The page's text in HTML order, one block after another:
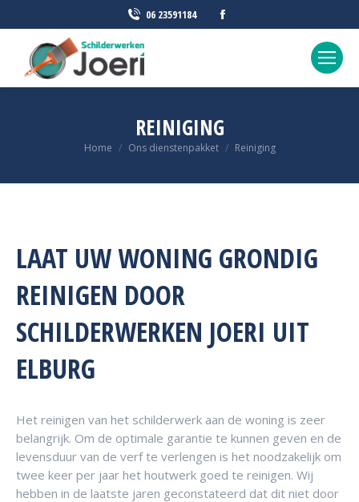
06 23591184
REINIGING
Je bent hier:
Home Ons dienstenpakket Reiniging
LAAT UW WONING GRONDIG
REINIGEN DOOR
SCHILDERWERKEN JOERI UIT
ELBURG
Het reinigen van het schilderwerk aan de woning is zeer
belangrijk. Om de optimale garantie te kunnen geven en de
levensduur van de verf te verlengen is het noodzakelijk om
twee keer per jaar het houtwerk goed te reinigen. Wij
hebben in de laatste jaren geconstateerd dat dit niet door